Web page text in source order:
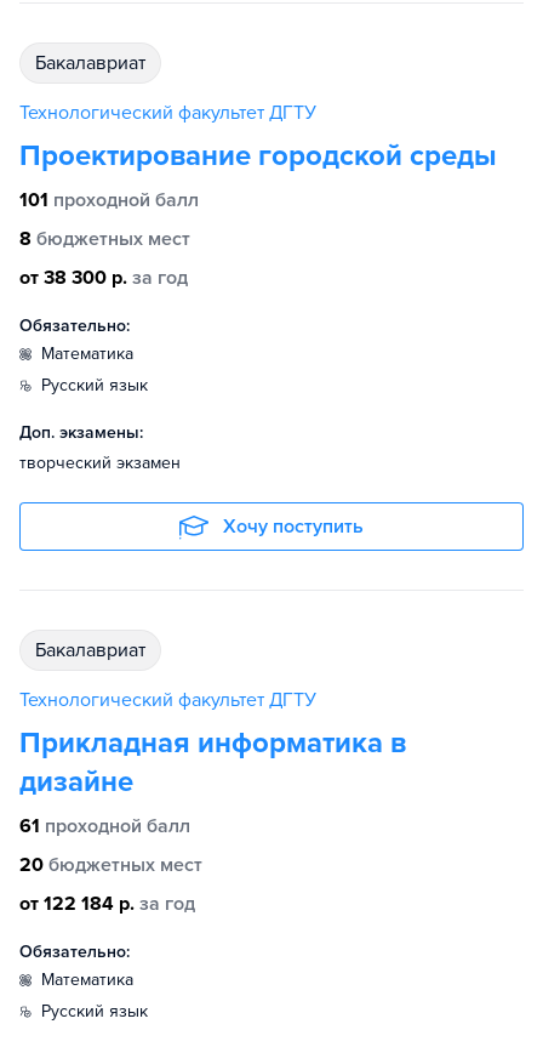
бакалавриат
Технологический факультет ДГТУ
Проектирование городской среды
101 проходной балл
8 бюджетных мест
от 38 300 р. за год
Обязательно:
математика
русский язык
Доп. экзамены:
творческий экзамен
Хочу поступить
бакалавриат
Технологический факультет ДГТУ
Прикладная информатика в
дизайне
61 проходной балл
20 бюджетных мест
от 122 184 р. за год
Обязательно:
математика
русский язык